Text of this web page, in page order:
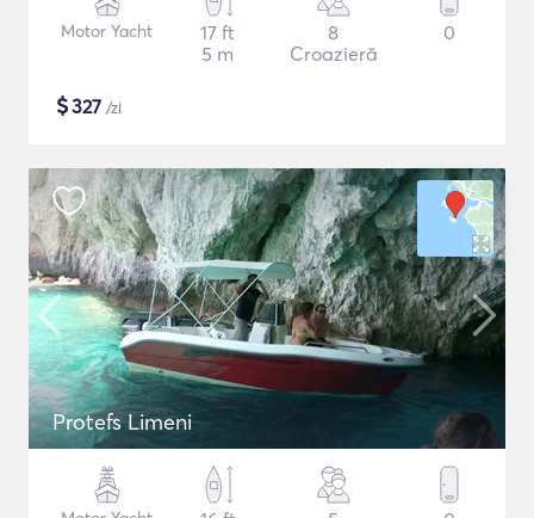
Motor Yacht
17 ft
5 m
8
Croazieră
0
$327 /zi
Protefs Limeni